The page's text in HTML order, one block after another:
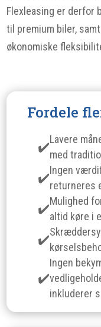
Flexleasing er derfor
til premium biler,
økonomiske
Fordele
Lavere
med
Ingen
returneres
Mulighed
altid køre i
Ingen
inkluderer